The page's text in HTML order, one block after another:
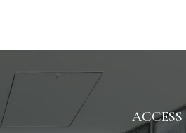
ACCESS